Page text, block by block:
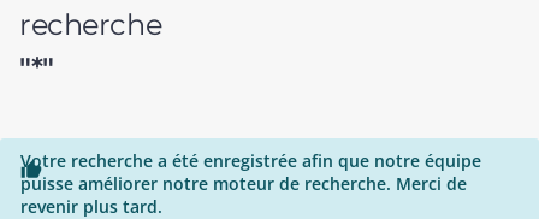
recherche
"*"

Votre recherche a été enregistrée afin que notre équipe
puisse améliorer notre moteur de recherche. Merci de
revenir plus tard.